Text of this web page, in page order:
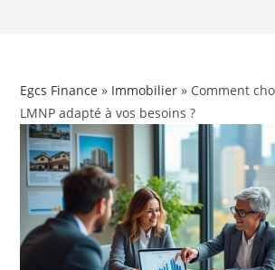
Egcs Finance » Immobilier » Comment
LMNP adapté à vos besoins ?